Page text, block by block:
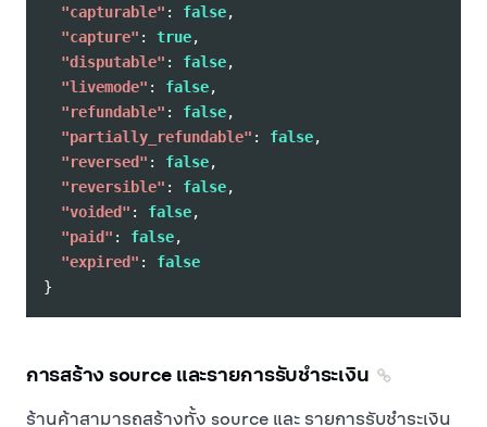
"capturable" : false,
"capture" : true,
"disputable" : false,
"livemode" : false,
"refundable" : false,
"partially_refundable" : false,
"reversed" : false,
"reversible" : false,
"voided" : false,
"paid" : false,
"expired" :
false
}
การสร้าง source และรายการรับชำระเงิน
ร้านค้าสามารถสร้างทั้ง source และ รายการรับชำระเงิน